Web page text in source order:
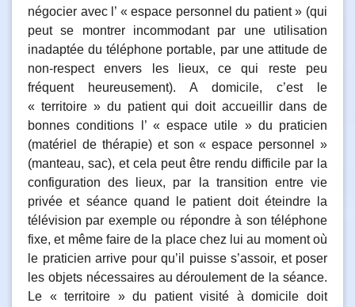
négocier avec l’ « espace personnel du patient » (qui
peut se montrer incommodant par une utilisation
inadaptée du téléphone portable, par une attitude de
non-respect envers les lieux, ce qui reste peu
fréquent heureusement). A domicile, c’est le
« territoire » du patient qui doit accueillir dans de
bonnes conditions l’ « espace utile » du praticien
(matériel de thérapie) et son « espace personnel »
(manteau, sac), et cela peut être rendu difficile par la
configuration des lieux, par la transition entre vie
privée et séance quand le patient doit éteindre la
télévision par exemple ou répondre à son téléphone
fixe, et même faire de la place chez lui au moment où
le praticien arrive pour qu’il puisse s’assoir, et poser
les objets nécessaires au déroulement de la séance.
Le « territoire » du patient visité à domicile doit